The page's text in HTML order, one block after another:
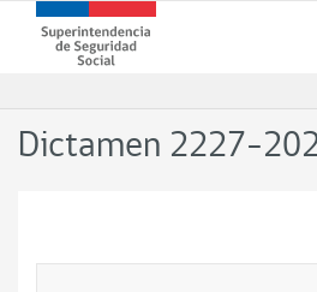
contenido
Superintendencia
de
-
Dictamen 2227-